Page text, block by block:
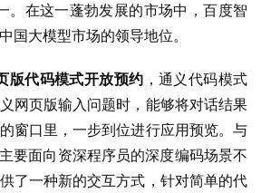
。在这一蓬勃发展的市场中，百度智
国大模型市场的领导地位。
版代码模式开放预约 ，通义代码模式
网页版输入问题时，能够将对话结果
窗口里，一步到位进行应用预览。与
要面向资深程序员的深度编码场景不
了一种新的交互方式，针对简单的代